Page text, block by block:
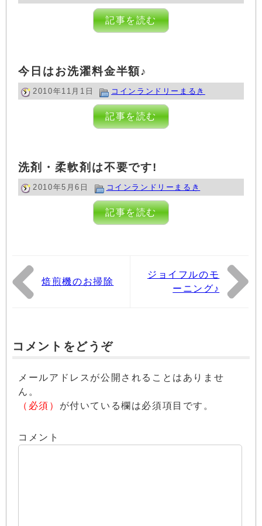
記事を読む
今日はお洗濯料金半額♪
2010年11月1日 コインランドリーまるき
記事を読む
洗剤・柔軟剤は不要です!
2010年5月6日 コインランドリーまるき
記事を読む
焙煎機のお掃除
ジョイフルのモ
ーニング♪
コメントをどうぞ
メールアドレスが公開されることはありませ
ん。
（必須） が付いている欄は必須項目です。
コメント